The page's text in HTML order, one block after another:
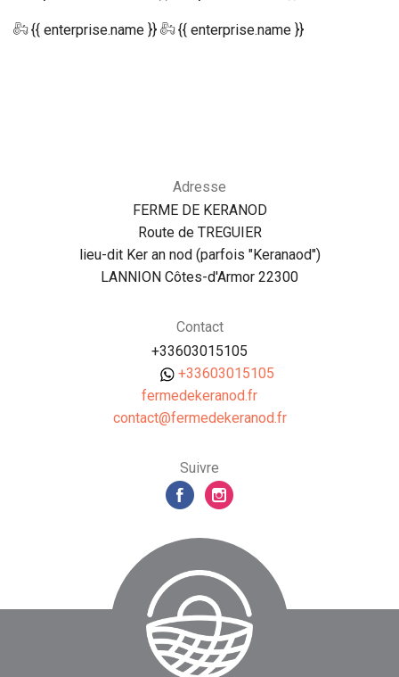
{{ enterprise.name }} {{ enterprise.name }}
Adresse
FERME DE KERANOD
Route de TREGUIER
lieu-dit Ker an nod (parfois "Keranaod")
LANNION Côtes-d'Armor 22300
Contact
+33603015105
+33603015105
fermedekeranod.fr
rf.donarekedemref@tcatnoc
Suivre